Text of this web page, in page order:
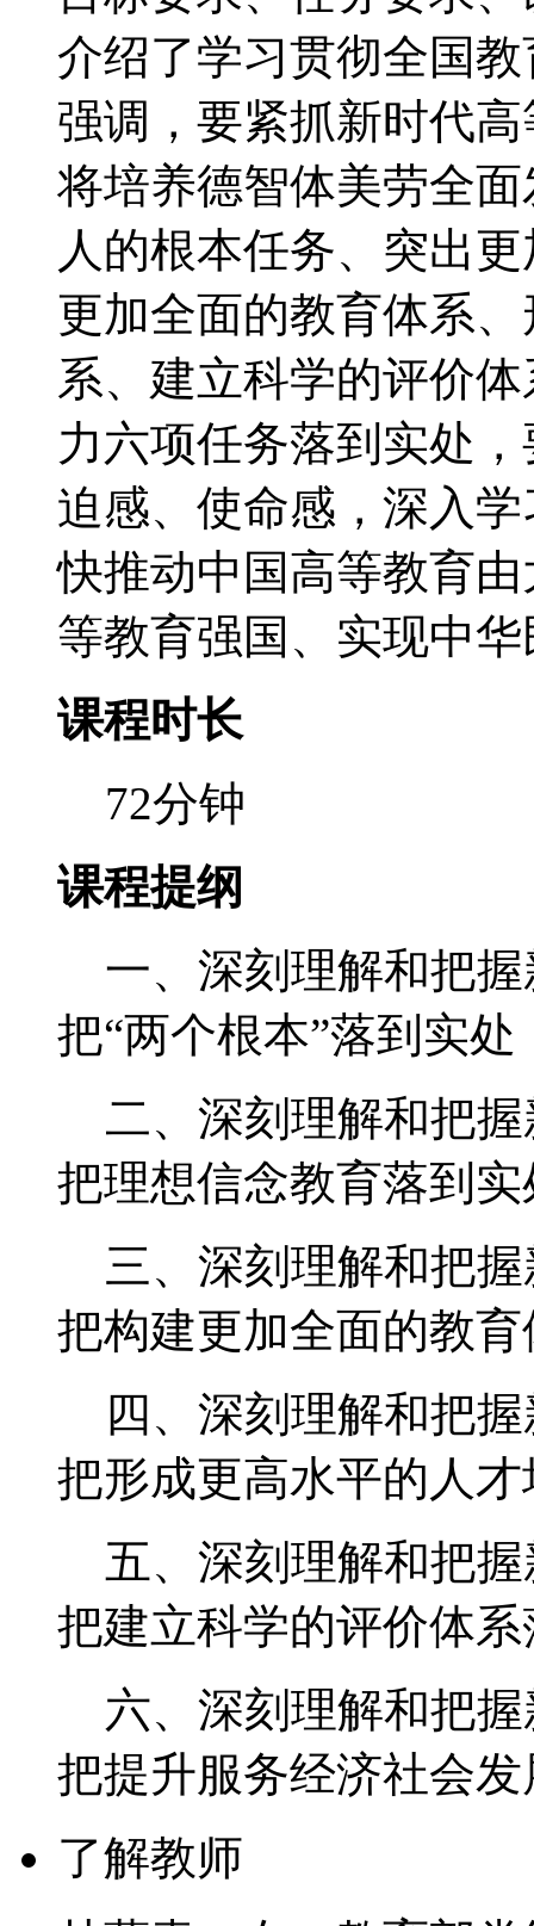
介绍了学习贯彻全国
强调，要紧抓新时代
将培养德智体美劳全
人的根本任务、突出
更加全面的教育体系
系、建立科学的评价
力六项任务落到实处
迫感、使命感，深入
快推动中国高等教育
等教育强国、实现中
课程时长
72分钟
课程提纲
一、深刻理解和把握
把“两个根本”落到实处
二、深刻理解和把握
把理想信念教育落到实
三、深刻理解和把握
把构建更加全面的教
四、深刻理解和把握
把形成更高水平的人
五、深刻理解和把握
把建立科学的评价体
六、深刻理解和把握
把提升服务经济社会
了解教师